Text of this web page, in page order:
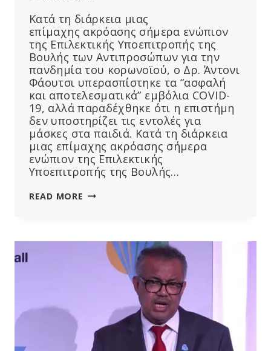
Κατά τη διάρκεια μιας
επίμαχης ακρόασης σήμερα ενώπιον
της Επιλεκτικής Υποεπιτροπής της
Βουλής των Αντιπροσώπων για την
πανδημία του κορωνοϊού, ο Δρ. Άντονι
Φάουτσι υπερασπίστηκε τα “ασφαλή
και αποτελεσματικά” εμβόλια COVID-
19, αλλά παραδέχθηκε ότι η επιστήμη
δεν υποστηρίζει τις εντολές για
μάσκες στα παιδιά. Κατά τη διάρκεια
μιας επίμαχης ακρόασης σήμερα
ενώπιον της Επιλεκτικής
Υποεπιτροπής της Βουλής…
READ MORE “ΔΕΝ
ΟΎΤΕ
ΛΈΞΗ”:
ΥΠΕΡΑΣΠΊΖΕΤΑΙ
ΠΟΛΙΤΙΚΈΣ
COVID